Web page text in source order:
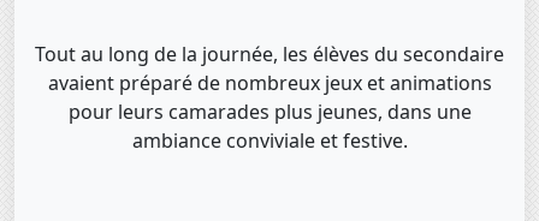
Tout au long de la journée, les élèves du secondaire
avaient préparé de nombreux jeux et animations
pour leurs camarades plus jeunes, dans une
ambiance conviviale et festive.